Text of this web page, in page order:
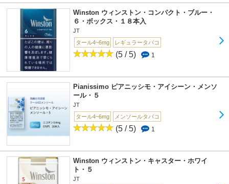
Winston ウィンストン・コンパクト・ブルー・
６・ボックス・１８本入
JT
タール4~6mg
レギュラータバコ
(5 / 5) 1
Pianissimo ピアニッシモ・アイシーン・メンソ
ール・５
JT
タール4~6mg
メンソールタバコ
(5 / 5) 1
Winston ウィンストン・キャスター・ホワイ
ト・５
JT